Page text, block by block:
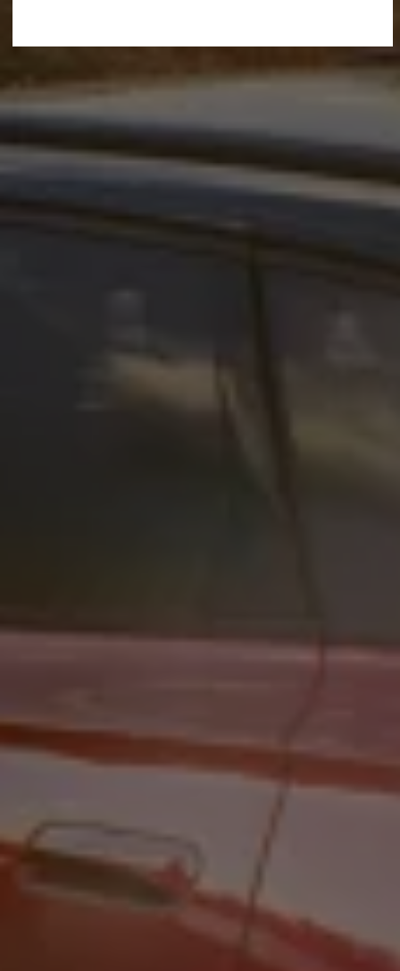
Autostadt
Hvad er Volkswagen?
Find forhandler
Hjælp og kontakt